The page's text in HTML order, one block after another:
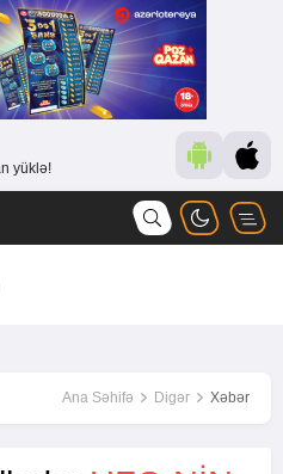
yüklə!
Ana Səhifə Digər Xəbər